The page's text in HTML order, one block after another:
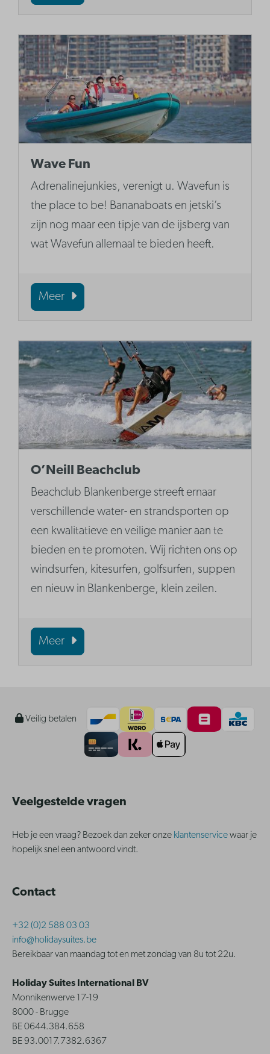
Wave Fun
Adrenalinejunkies, verenigt u. Wavefun is
the place to be! Bananaboats en jetski’s
zijn nog maar een tipje van de ijsberg van
wat Wavefun allemaal te bieden heeft.
Meer
O’Neill Beachclub
Beachclub Blankenberge streeft ernaar
verschillende water- en strandsporten op
een kwalitatieve en veilige manier aan te
bieden en te promoten. Wij richten ons op
windsurfen, kitesurfen, golfsurfen, suppen
en nieuw in Blankenberge, klein zeilen.
Meer
Veilig betalen
Veelgestelde vragen
Heb je een vraag? Bezoek dan zeker onze klantenservicewaar je
hopelijk snel een antwoord vindt.
Contact
+32 (0)2 588 03 03
info@holidaysuites.be
Bereikbaar van maandag tot en met zondag van 8u tot 22u.
Holiday Suites International BV
Monnikenwerve 17-19
8000 - Brugge
BE 0644.384.658
BE 93.0017.7382.6367